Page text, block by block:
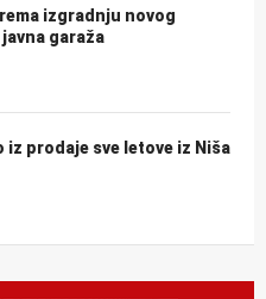
izgradnju novog
garaža
iz prodaje sve letove iz Niša